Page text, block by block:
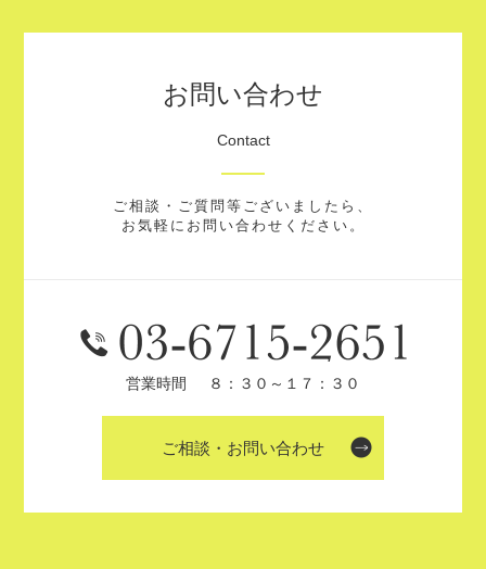
お問い合わせ
Contact
ご相談・ご質問等ございましたら、
お気軽にお問い合わせください。
営業時間 ８：３０～１７：３０
ご相談・お問い合わせ